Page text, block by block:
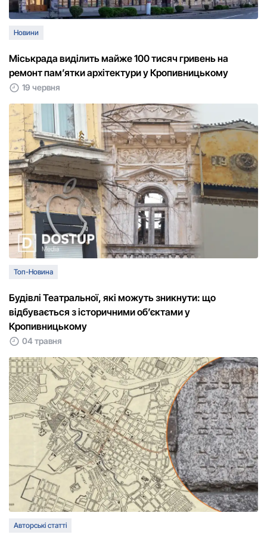
Новини
Міськрада виділить майже 100 тисяч гривень на
ремонт пам’ятки архітектури у Кропивницькому
19 червня
Топ-Новина
Будівлі Театральної, які можуть зникнути: що
відбувається з історичними об’єктами у
Кропивницькому
04 травня
Авторські статті